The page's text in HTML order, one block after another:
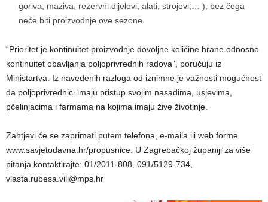
goriva, maziva, rezervni dijelovi, alati, strojevi,… ), bez čega
neće biti proizvodnje ove sezone
“Prioritet je kontinuitet proizvodnje dovoljne količine hrane odnosno
kontinuitet obavljanja poljoprivrednih radova”, poručuju iz
Ministartva. Iz navedenih razloga od iznimne je važnosti mogućnost
da poljoprivrednici imaju pristup svojim nasadima, usjevima,
pčelinjacima i farmama na kojima imaju žive životinje.
Zahtjevi će se zaprimati putem telefona, e-maila ili web forme
www.savjetodavna.hr/propusnice. U Zagrebačkoj županiji za više
pitanja kontaktirajte: 01/2011-808, 091/5129-734,
vlasta.rubesa.vili@mps.hr